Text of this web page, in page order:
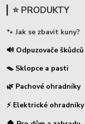
⭐ PRODUKTY
🐾 Jak se zbavit kuny?
🔊 Odpuzovače škůdců
🪤 Sklopce a pasti
🌿 Pachové ohradníky
⚡ Elektrické ohradníky